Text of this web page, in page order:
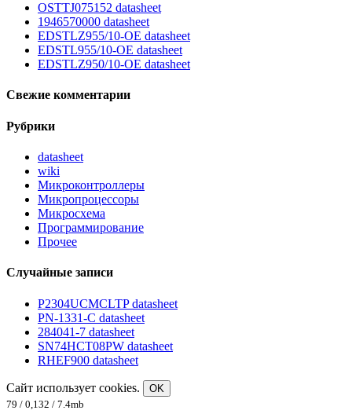
OSTTJ075152 datasheet
1946570000 datasheet
EDSTLZ955/10-OE datasheet
EDSTL955/10-OE datasheet
EDSTLZ950/10-OE datasheet
Свежие комментарии
Рубрики
datasheet
wiki
Микроконтроллеры
Микропроцессоры
Микросхема
Программирование
Прочее
Случайные записи
P2304UCMCLTP datasheet
PN-1331-C datasheet
284041-7 datasheet
SN74HCT08PW datasheet
RHEF900 datasheet
Сайт использует cookies.
OK
79 / 0,132 / 7.4mb